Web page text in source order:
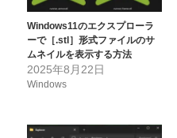
Windows11のエクスプローラ
ーで［.stl］形式ファイルのサ
ムネイルを表示する方法
2025年8月22日
Windows